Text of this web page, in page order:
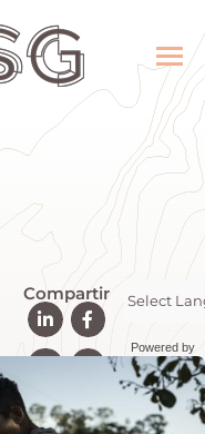
Compartir
Powered by